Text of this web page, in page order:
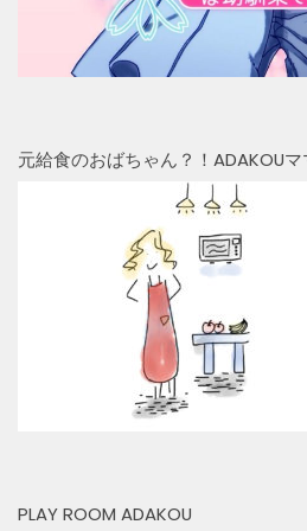
元給食のおばちゃん？！ADAKOUマ
PLAY ROOM ADAKOU